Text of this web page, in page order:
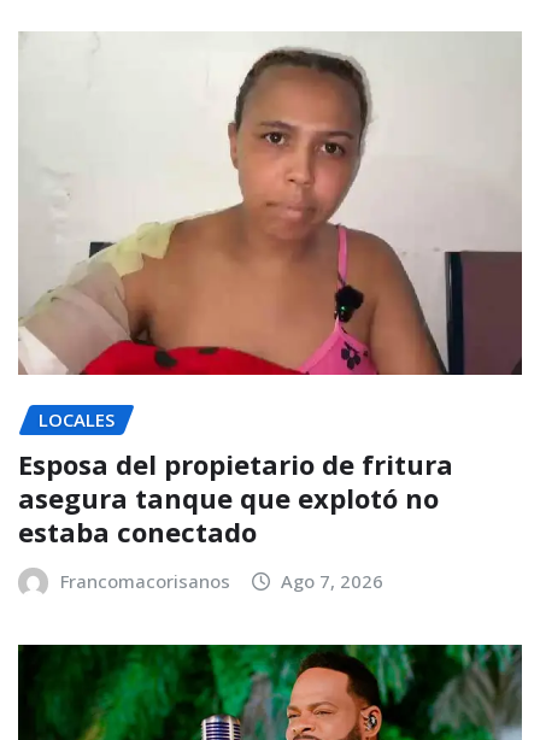
LOCALES
Esposa del propietario de fritura
asegura tanque que explotó no
estaba conectado
Francomacorisanos Ago 7, 2026